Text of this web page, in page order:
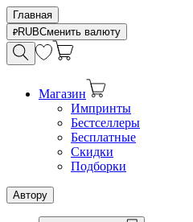
Главная
RUBСменить валюту
Магазин
Импринты
Бестселлеры
Бесплатные
Скидки
Подборки
Автору